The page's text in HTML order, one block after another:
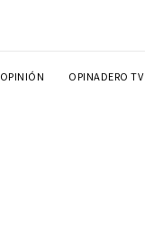
OPINIÓN OPINADERO TV